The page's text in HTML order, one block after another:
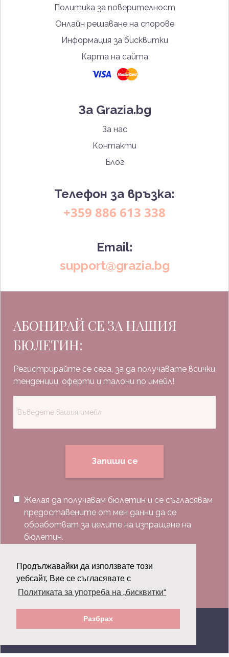
Продължавайки да използвате този
уебсайт, Вие се съгласявате с
Политиката за употреба на „бисквитки“
Разбрах
Политика за поверителност
Онлайн решаване на спорове
Информация за бисквитки
Карта на сайта
За Grazia.bg
За нас
Контакти
Блог
Телефон за връзка:
+359 886 613 338
Email:
support@grazia.bg
АБОНИРАЙ СЕ ЗА НАШИЯ
БЮЛЕТИН:
Регистрирайте се сега, за да получавате всички
тенденции, оферти и талони по имейл!
Запиши се
Желая да получавам бюлетин и се съгласявам
предоставените от мен данни да се
обработват за целите на изпращане на
бюлетин.
Последвай ни:
© 2026 Grazia.bg - Всички права запазени